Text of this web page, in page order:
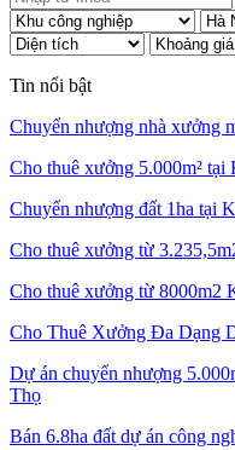
Tin nổi bật
Chuyển nhượng nhà xưởng
Cho thuê xưởng 5.000m²
Chuyển nhượng đất 1ha
Cho thuê xưởng từ
Cho thuê xưởng từ 8000m2
Cho Thuê Xưởng Đa Dạng
Dự án chuyển nhượng
Thọ
Bán 6.8ha đất dự án công